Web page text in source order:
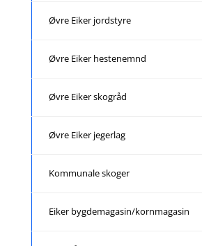
Øvre Eiker jordstyre
Øvre Eiker hestenemnd
Øvre Eiker skogråd
Øvre Eiker jegerlag
Kommunale skoger
Eiker bygdemagasin/kornmagasin